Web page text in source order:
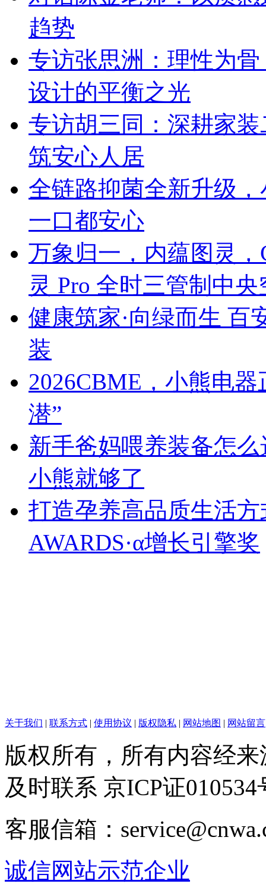
趋势
专访张思洲：理性为
设计的平衡之光
专访胡三同：深耕家
筑安心人居
全链路抑菌全新升级
一口都安心
万象归一，内蕴图灵
灵 Pro 全时三管制中央
健康筑家·向绿而生 百
装
2026CBME，小熊电
潜”
新手爸妈喂养装备怎
小熊就够了
打造孕养高品质生活
AWARDS·α增长引擎奖
关于我们 | 联系方式 | 使用协议 | 版权隐私 | 网站地图 | 网站留言
版权所有，所有内容经
及时联系 京ICP证010534
客服信箱：
诚信网站示范企业